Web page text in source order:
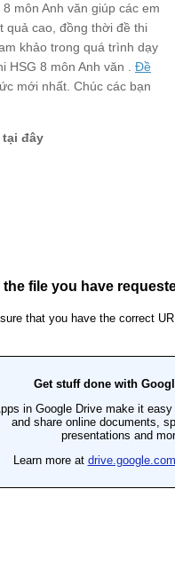
môn Anh văn giúp các em
quả cao, đồng thời đề thi
khảo trong quá trình dạy
HSG 8 môn Anh văn . Đề
mới nhất. Chúc các bạn
tại đây